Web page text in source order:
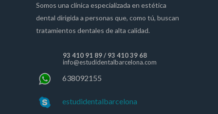
Somos una clínica especializada en estética
dental dirigida a personas que, como tú, buscan
tratamientos dentales de alta calidad.
93 410 91 89/ 93 410 39 68
info@estudidentalbarcelona.com
638092155
estudidentalbarcelona